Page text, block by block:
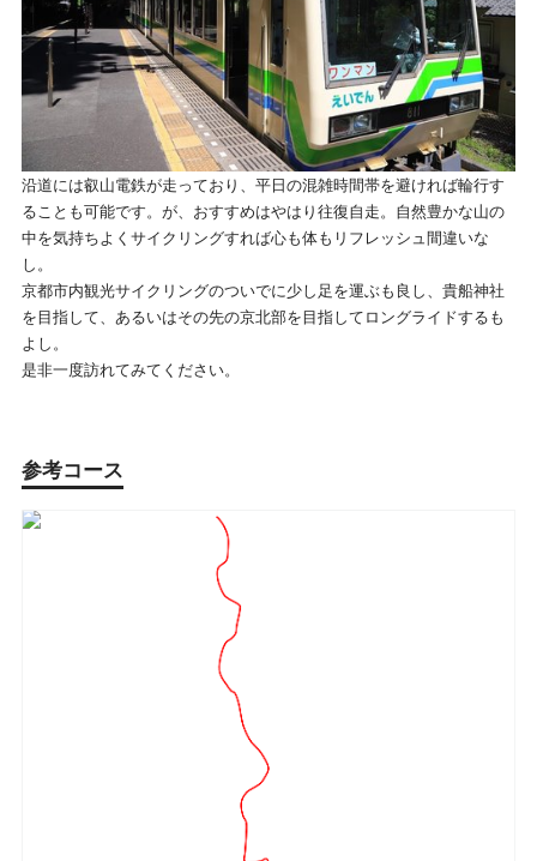
沿道には叡山電鉄が走っており、平日の混雑時間帯を避ければ輪行す
ることも可能です。が、おすすめはやはり往復自走。自然豊かな山の
中を気持ちよくサイクリングすれば心も体もリフレッシュ間違いな
し。
京都市内観光サイクリングのついでに少し足を運ぶも良し、貴船神社
を目指して、あるいはその先の京北部を目指してロングライドするも
よし。
是非一度訪れてみてください。
参考コース